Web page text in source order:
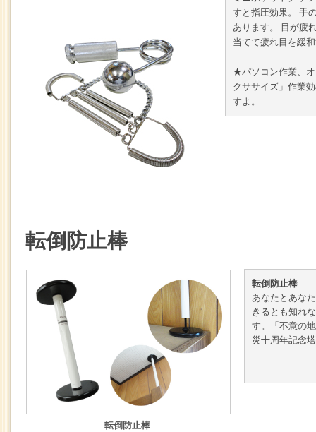
すと指圧効果。 手
あります。 目が疲
当てて疲れ目を緩
★パソコン作業、
クササイズ」作業
すよ。
転倒防止棒
転倒防止棒
転倒防止棒
あなたとあな
きるとも知れ
す。「不意の
災十周年記念